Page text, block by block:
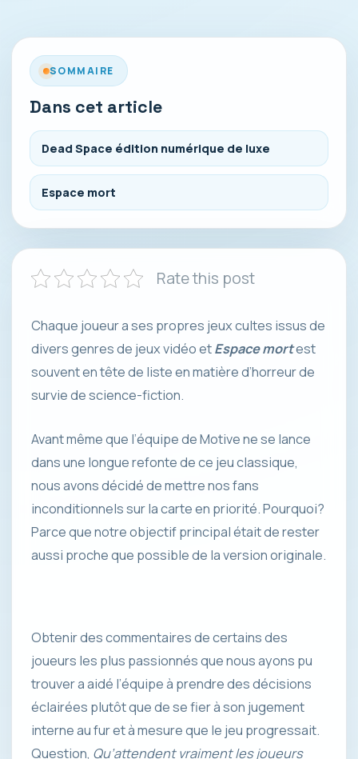
SOMMAIRE
Dans cet article
Dead Space édition numérique de luxe
Espace mort
Rate this post
Chaque joueur a ses propres jeux cultes issus de
divers genres de jeux vidéo etEspace mortest
souvent en tête de liste en matière d’horreur de
survie de science-fiction.
Avant même que l’équipe de Motive ne se lance
dans une longue refonte de ce jeu classique,
nous avons décidé de mettre nos fans
inconditionnels sur la carte en priorité. Pourquoi?
Parce que notre objectif principal était de rester
aussi proche que possible de la version originale.
Obtenir des commentaires de certains des
joueurs les plus passionnés que nous ayons pu
trouver a aidé l’équipe à prendre des décisions
éclairées plutôt que de se fier à son jugement
interne au fur et à mesure que le jeu progressait.
Question, Qu’attendent vraiment les joueurs